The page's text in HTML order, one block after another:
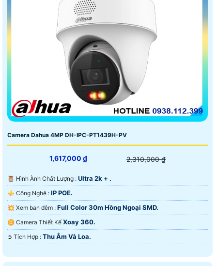
Camera Dahua 4MP DH-IPC-PT1439H-PV
1,617,000 ₫ 2,310,000 ₫
🦉 Hình Ành Chất Lượng : Ultra 2k + .
⚜️ Công Nghệ : IP POE.
💥 Xem ban đêm : Full Color 30m Hồng Ngoại SMD.
♊ Camera Thiết Kế Xoay 360.
️➲ Tích Hợp : Thu Âm Và Loa.